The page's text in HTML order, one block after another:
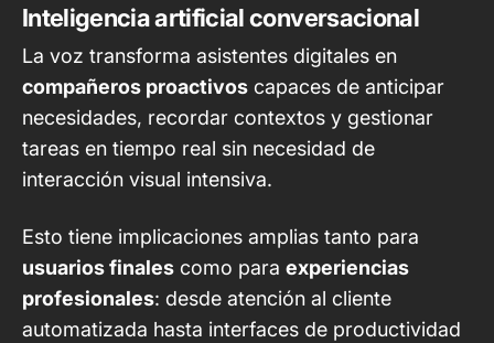
Inteligencia artificial conversacional
La voz transforma asistentes digitales en
compañeros proactivos capaces de anticipar
necesidades, recordar contextos y gestionar
tareas en tiempo real sin necesidad de
interacción visual intensiva.
Esto tiene implicaciones amplias tanto para
usuarios finales como para experiencias
profesionales: desde atención al cliente
automatizada hasta interfaces de productividad